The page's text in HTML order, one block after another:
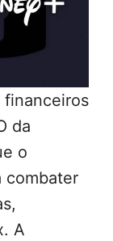
financeiros
da
o
combater
A